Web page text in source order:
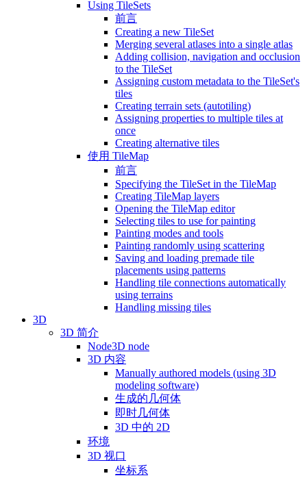
Using TileSets
前言
Creating a new TileSet
Merging several atlases into a single atlas
Adding collision, navigation and occlusion
to the TileSet
Assigning custom metadata to the TileSet's
tiles
Creating terrain sets (autotiling)
Assigning properties to multiple tiles at
once
Creating alternative tiles
使用 TileMap
前言
Specifying the TileSet in the TileMap
Creating TileMap layers
Opening the TileMap editor
Selecting tiles to use for painting
Painting modes and tools
Painting randomly using scattering
Saving and loading premade tile
placements using patterns
Handling tile connections automatically
using terrains
Handling missing tiles
3D
3D 简介
Node3D node
3D 内容
Manually authored models (using 3D
modeling software)
生成的几何体
即时几何体
3D 中的 2D
环境
3D 视口
坐标系